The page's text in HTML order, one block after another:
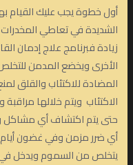
أول خطوة يجب عليك القيام
الشديدة في تعاطي
زيادة فبرنامج علاج إدمان
الأخرى ويخضع المدمن
المضادة للاكتئاب والقلق
الاكتئاب ويتم خلالها
حتى يتم اكتشاف أي مشاكل
أي ضرر مزمن وفي غضون أيام
يتخلص من السموم ويدخل في